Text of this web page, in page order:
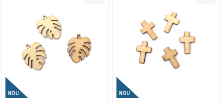
NOU NOU